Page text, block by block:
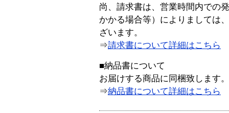
尚、請求書は、営業時間内での
かかる場合等）によりましては
ざいます。
⇒請求書について詳細はこちら
■納品書について
お届けする商品に同梱致します。
⇒納品書について詳細はこちら